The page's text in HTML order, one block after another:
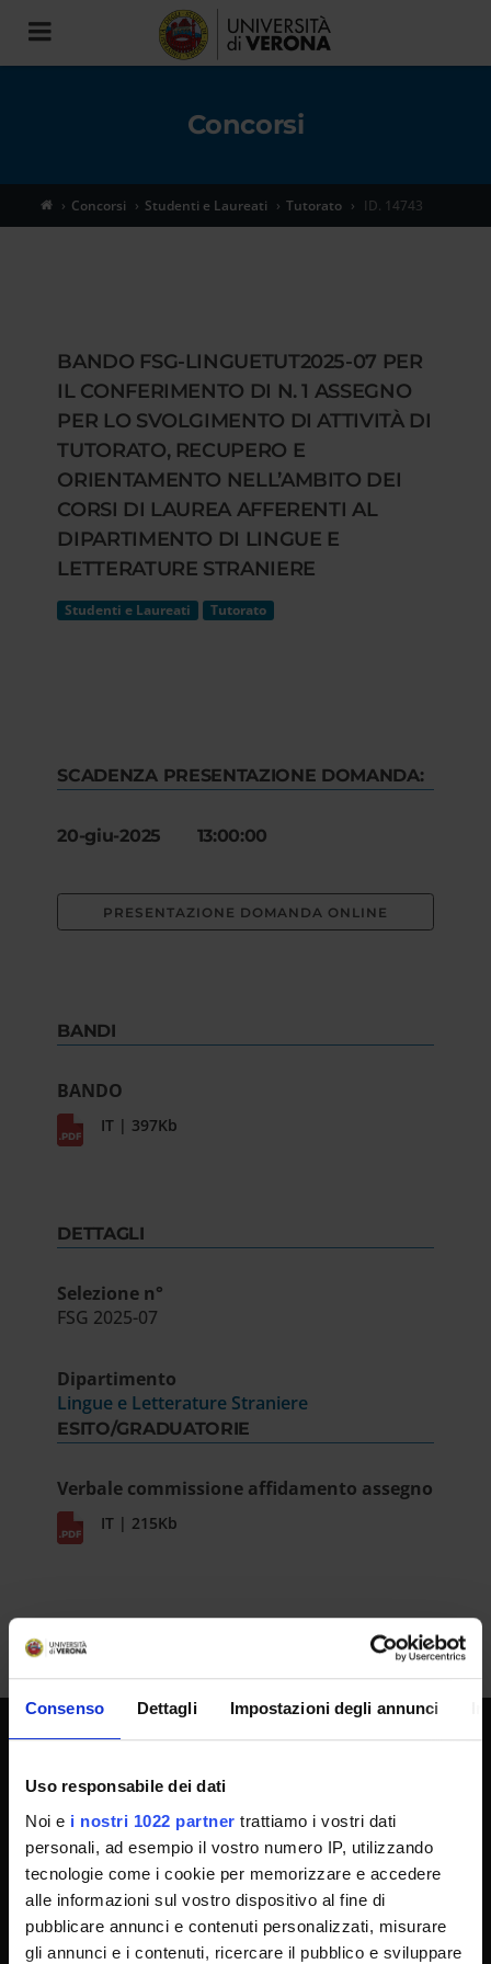
Consenso Dettagli Impostazioni degli annunci
Uso responsabile dei dati
Noi e i nostri 1022 partner trattiamo i vostri dati
personali, ad esempio il vostro numero IP, utilizzando
tecnologie come i cookie per memorizzare e accedere
alle informazioni sul vostro dispositivo al fine di
pubblicare annunci e contenuti personalizzati, misurare
gli annunci e i contenuti, ricercare il pubblico e sviluppare
Toggle
navigation
Concorsi
Concorsi Studenti e Laureati Tutorato ID. 14743
BANDO FSG-LINGUETUT2025-07 PER
IL CONFERIMENTO DI N. 1 ASSEGNO
PER LO SVOLGIMENTO DI ATTIVITÀ DI
TUTORATO, RECUPERO E
ORIENTAMENTO NELL’AMBITO DEI
CORSI DI LAUREA AFFERENTI AL
DIPARTIMENTO DI LINGUE E
LETTERATURE STRANIERE
Studenti e Laureati Tutorato
SCADENZA PRESENTAZIONE DOMANDA:
20-giu-2025 13:00:00
PRESENTAZIONE DOMANDA ONLINE
BANDI
BANDO
IT | 397Kb
DETTAGLI
Selezione n°
FSG 2025-07
Dipartimento
Lingue e Letterature Straniere
ESITO/GRADUATORIE
Verbale commissione affidamento assegno
IT | 215Kb
Amministrazione trasparente
Albo Ufficiale
Concorsi
Gare di appalto